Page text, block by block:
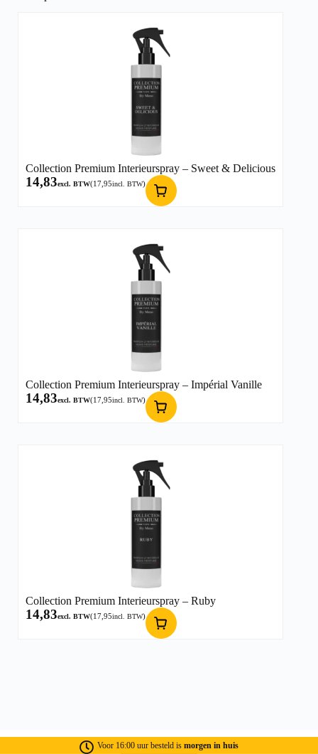
Collection Premium Interieurspray – Sweet & Delicious
14,83excl. BTW(17,95incl. BTW)
Collection Premium Interieurspray – Impérial Vanille
14,83excl. BTW(17,95incl. BTW)
Collection Premium Interieurspray – Ruby
14,83excl. BTW(17,95incl. BTW)
Voor 16:00 uur besteld is morgen in huis